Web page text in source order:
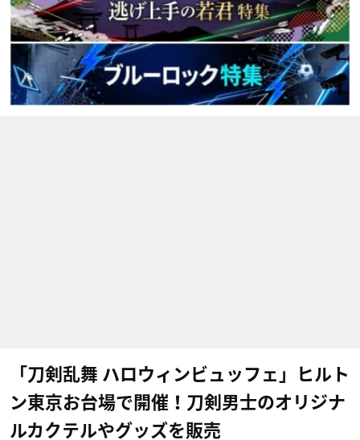
「刀剣乱舞 ハロウィンビュッフェ」ヒルト
ン東京お台場で開催！刀剣男士のオリジナ
ルカクテルやグッズを販売